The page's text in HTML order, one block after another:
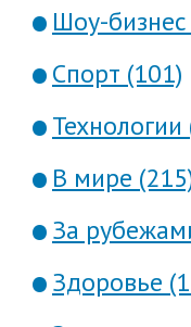
Шоу-бизнес
Спорт (101)
Технологии
В мире
За
Здоровье